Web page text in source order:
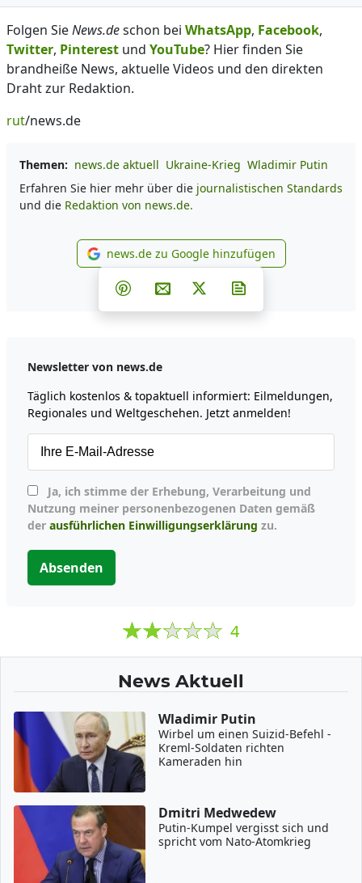
Folgen SieNews.deschon bei WhatsApp, Facebook,
Twitter, Pinterest und YouTube? Hier finden Sie
brandheiße News, aktuelle Videos und den direkten
Draht zur Redaktion.
rut/news.de
Themen: news.de aktuell Ukraine-Krieg Wladimir Putin
Erfahren Sie hier mehr über die journalistischen Standards
und die Redaktion von news.de.
news.de zu Google
news.de zu Google hinzufügen
Teilen auf Facebook
Teilen auf Whatsapp
Teilen auf Telegram
Teilen auf Pinterest
Per E-Mail teilen
Post auf X
Newsletter von news.de
Täglich kostenlos & topaktuell informiert: Eilmeldungen,
Regionales und Weltgeschehen. Jetzt anmelden!
Nutzung meiner personenbezogenen Daten gemäß
der ausführlichen Einwilligungserklärung zu.
Absenden
4
News Aktuell
Wladimir Putin
Wirbel um einen Suizid-Befehl -
Kreml-Soldaten richten
Kameraden hin
Dmitri Medwedew
Putin-Kumpel vergisst sich und
spricht vom Nato-Atomkrieg